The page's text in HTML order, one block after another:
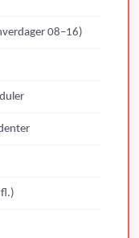
08–16)